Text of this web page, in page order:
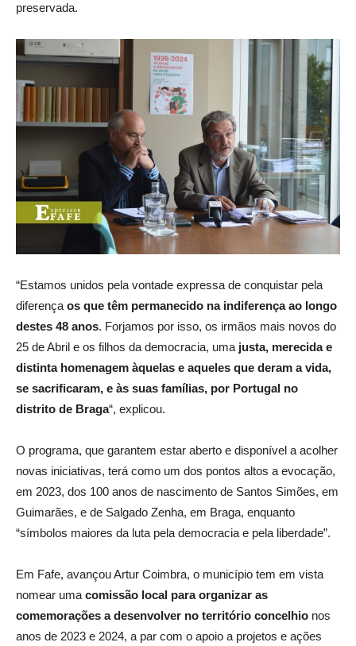
preservada.
“Estamos unidos pela vontade expressa de conquistar pela
diferençaos que têm permanecido na indiferença ao longo
destes 48 anos. Forjamos por isso, os irmãos mais novos do
25 de Abril e os filhos da democracia, uma justa, merecida e
distinta homenagem àquelas e aqueles que deram a vida,
se sacrificaram, e às suas famílias, por Portugal no
distrito de Braga“, explicou.
O programa, que garantem estar aberto e disponível a acolher
novas iniciativas, terá como um dos pontos altos a evocação,
em 2023, dos 100 anos de nascimento de Santos Simões, em
Guimarães, e de Salgado Zenha, em Braga, enquanto
“símbolos maiores da luta pela democracia e pela liberdade”.
Em Fafe, avançou Artur Coimbra, o município tem em vista
nomear umacomissão local para organizar as
comemorações a desenvolver no território concelhio nos
anos de 2023 e 2024, a par com o apoio a projetos e ações